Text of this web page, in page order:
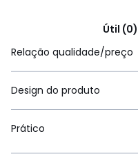
Útil (0)
Relação qualidade/preço
Design do produto
Prático